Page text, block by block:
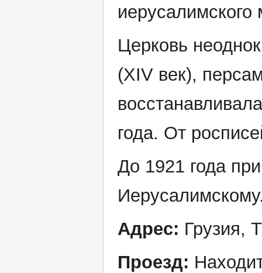
Церковь
(XIV век),
года. От
До 1921 года
Адрес: Грузия,
Проезд: